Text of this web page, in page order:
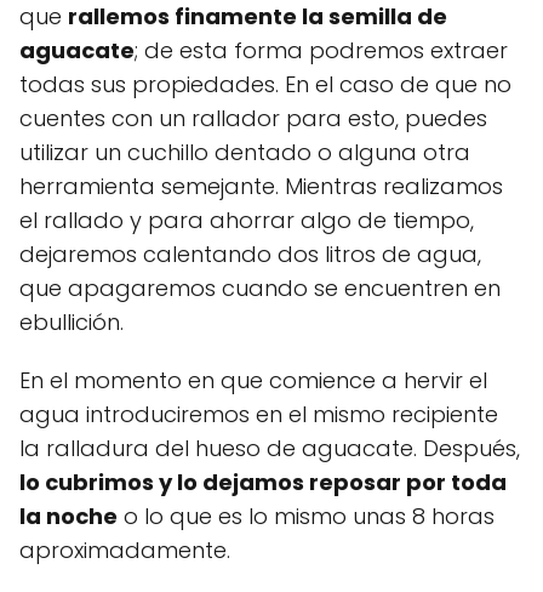
que rallemos finamente la semilla de
aguacate; de esta forma podremos extraer
todas sus propiedades. En el caso de que no
cuentes con un rallador para esto, puedes
utilizar un cuchillo dentado o alguna otra
herramienta semejante. Mientras realizamos
el rallado y para ahorrar algo de tiempo,
dejaremos calentando dos litros de agua,
que apagaremos cuando se encuentren en
ebullición.
En el momento en que comience a hervir el
agua introduciremos en el mismo recipiente
la ralladura del hueso de aguacate. Después,
lo cubrimos y lo dejamos reposar por toda
la noche o lo que es lo mismo unas 8 horas
aproximadamente.